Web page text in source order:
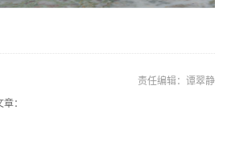
责任编辑：谭翠静
：